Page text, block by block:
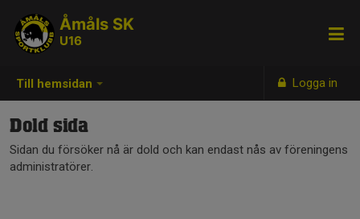
Till hemsidan Logga in
Åmåls SK
U16
Dold sida
Sidan du försöker nå är dold och kan endast nås av föreningens
administratörer.